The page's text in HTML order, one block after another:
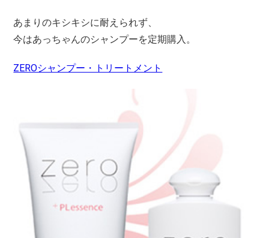
あまりのキシキシに耐えられず、
今はあっちゃんのシャンプーを定期購入。
ZEROシャンプー・トリートメント